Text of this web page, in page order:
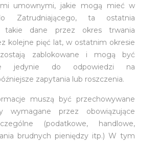
umownymi, jakie mogą mieć w
Zatrudniającego, ta ostatnia
takie dane przez okres trwania
kolejne pięć lat, w ostatnim okresie
zablokowane i mogą być
jedynie do odpowiedzi na
zapytania lub roszczenia.
muszą być przechowywane
wymagane przez obowiązujące
(podatkowe, handlowe,
brudnych pieniędzy itp.) W tym